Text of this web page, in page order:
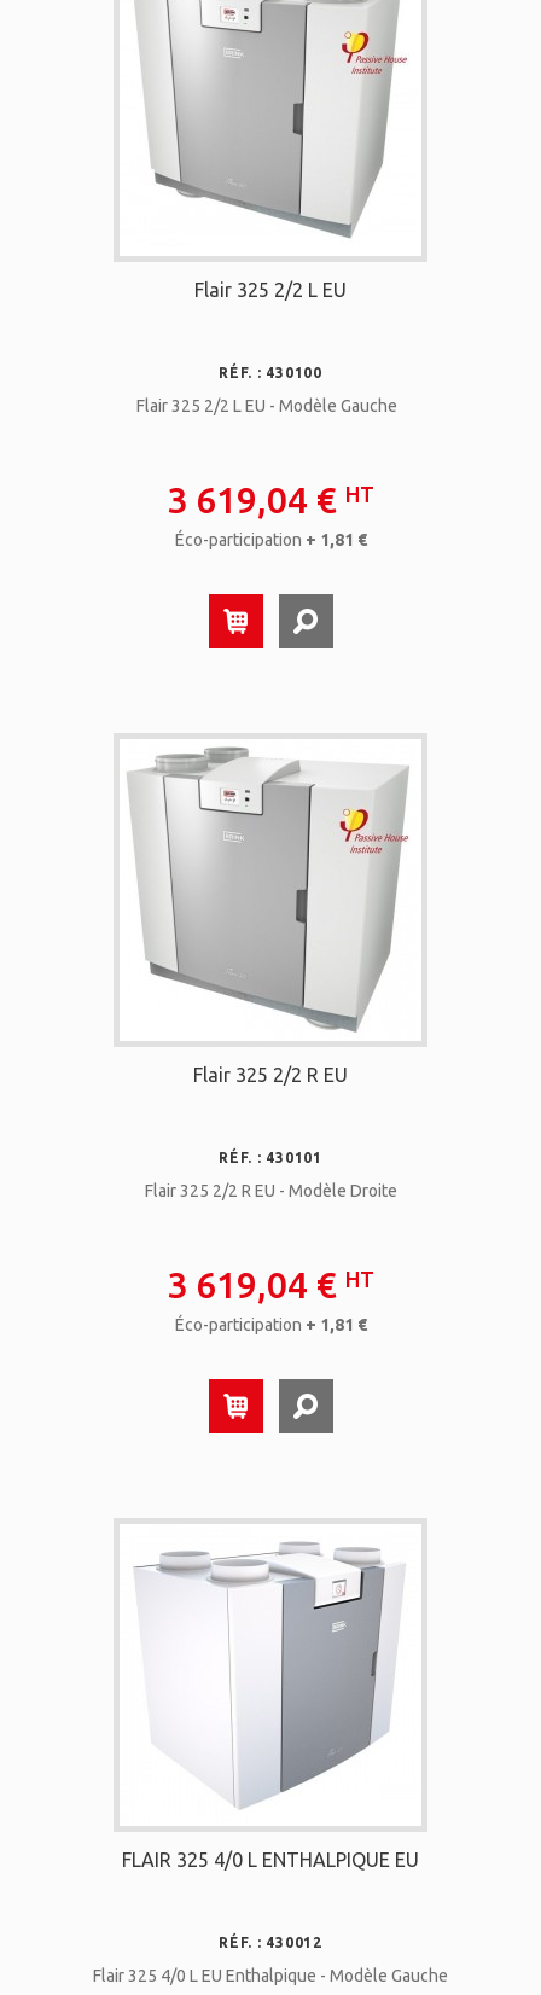
Flair 325 2/2 L EU
RÉF. : 430100
Flair 325 2/2 L EU - Modèle Gauche
3 619,04 € HT
Éco-participation + 1,81 €
Flair 325 2/2 R EU
RÉF. : 430101
Flair 325 2/2 R EU - Modèle Droite
3 619,04 € HT
Éco-participation + 1,81 €
FLAIR 325 4/0 L ENTHALPIQUE EU
RÉF. : 430012
Flair 325 4/0 L EU Enthalpique - Modèle Gauche